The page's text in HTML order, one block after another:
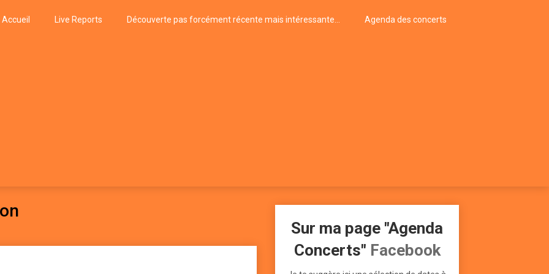
Accueil Live Reports Découverte pas forcément récente mais intéressante… Agenda des concerts
Sur ma page "Agenda
Concerts" Facebook